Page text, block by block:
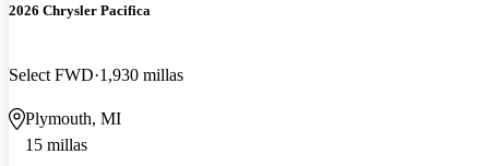
2026 Chrysler Pacifica
Select FWD 1,930 millas
Plymouth, MI
15 millas